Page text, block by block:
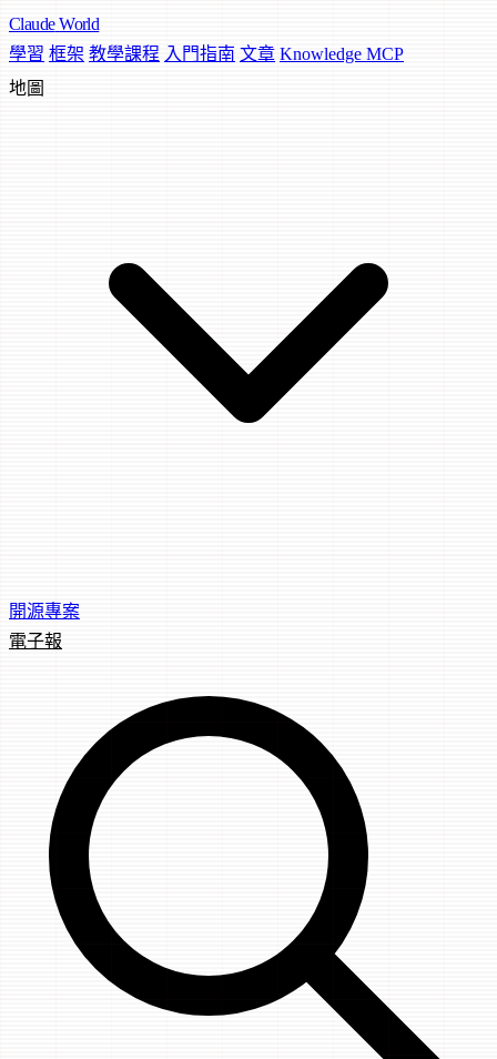
Claude World
學習 框架 教學課程 入門指南 文章 Knowledge MCP
地圖
開源專案
電子報